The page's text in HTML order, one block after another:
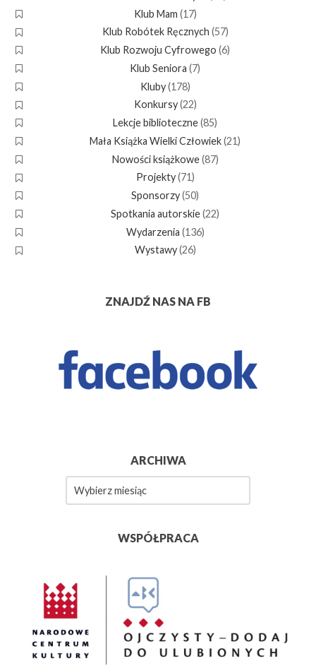
Klub Mam (17)
Klub Robótek Ręcznych (57)
Klub Rozwoju Cyfrowego (6)
Klub Seniora (7)
Kluby(178)
Konkursy(22)
Lekcje biblioteczne(85)
Mała Książka Wielki Człowiek(21)
Nowości książkowe(87)
Projekty(71)
Sponsorzy(50)
Spotkania autorskie(22)
Wydarzenia (136)
Wystawy(26)
ZNAJDŹ NAS NA FB
ARCHIWA
WSPÓŁPRACA